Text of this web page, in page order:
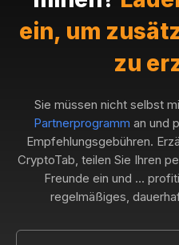
ein, um
zu
Sie müssen nicht selbst
Partnerprogramm an und
Empfehlungsgebühren.
CryptoTab, teilen Sie Ihren
Freunde ein und ...
regelmäßiges,